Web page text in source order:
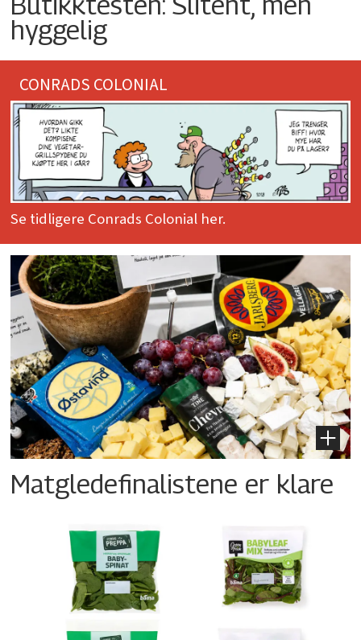
hyggelig
CONRADS COLONIAL
Se tidligere Conrads Colonial her.
Matgledefinalistene er klare